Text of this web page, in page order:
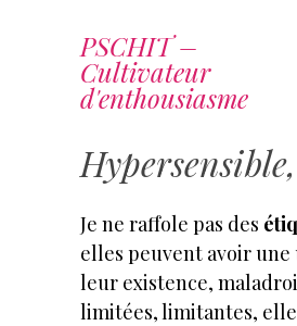
PSCHIT –
Cultivateur
d'enthousiasme
Skip
to
content
Je ne raffole pas des
elles peuvent avoir
leur existence,
limitées, limitantes,